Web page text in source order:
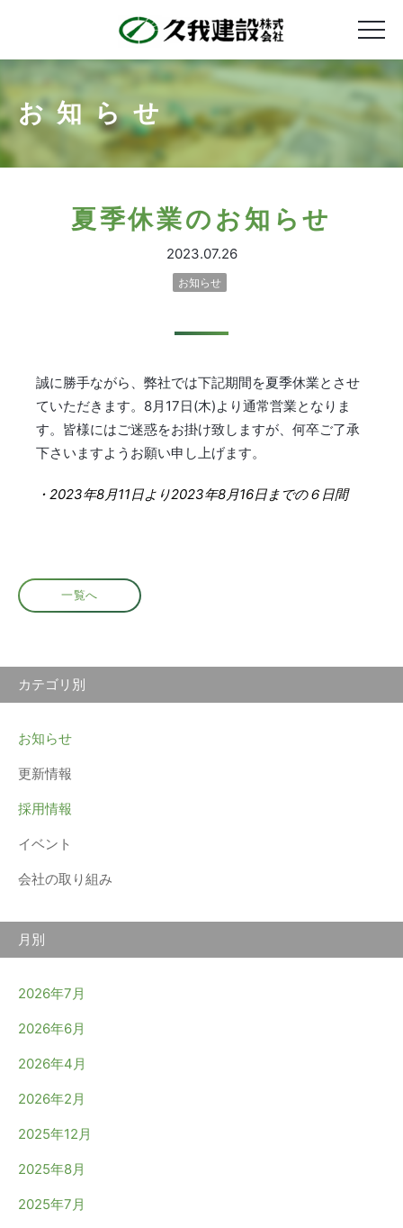
お知らせ
夏季休業のお知らせ
2023.07.26
お知らせ
誠に勝手ながら、弊社では下記期間を夏季休業とさせ
ていただきます。8月17日(木)より通常営業となりま
す。皆様にはご迷惑をお掛け致しますが、何卒ご了承
下さいますようお願い申し上げます。
・2023年8月11日より2023年8月16日までの６日間
一覧へ
カテゴリ別
お知らせ
更新情報
採用情報
イベント
会社の取り組み
月別
2026年7月
2026年6月
2026年4月
2026年2月
2025年12月
2025年8月
2025年7月